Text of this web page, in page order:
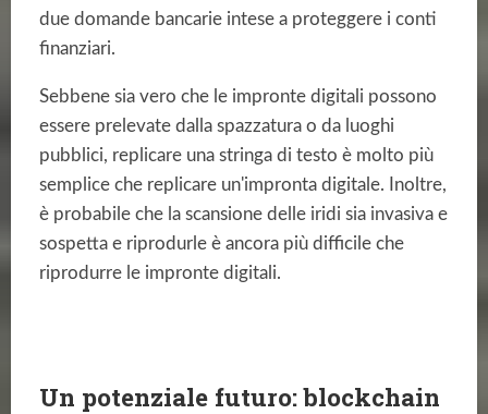
due domande bancarie intese a proteggere i conti
finanziari.
Sebbene sia vero che le impronte digitali possono
essere prelevate dalla spazzatura o da luoghi
pubblici, replicare una stringa di testo è molto più
semplice che replicare un'impronta digitale. Inoltre,
è probabile che la scansione delle iridi sia invasiva e
sospetta e riprodurle è ancora più difficile che
riprodurre le impronte digitali.
Un potenziale futuro: blockchain